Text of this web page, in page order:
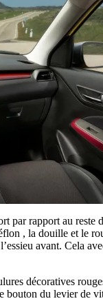
rapport au
, la douille et le
avant. Cela
décoratives
bouton du levier de